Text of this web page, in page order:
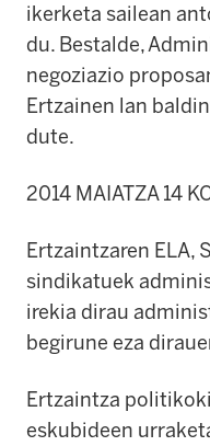
ikerketa sailean
du. Bestalde,
negoziazio
Ertzainen lan
dute.
2014 MAIATZA 14
Ertzaintzaren ELA,
sindikatuek
irekia dirau
begirune eza
Ertzaintza
eskubideen